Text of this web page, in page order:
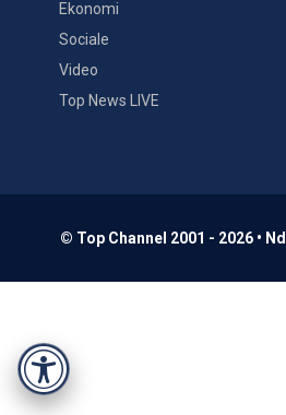
Accessibility
Ekonomi
Sociale
Video
Top News LIVE
© Top Channel 2001 - 2026 •